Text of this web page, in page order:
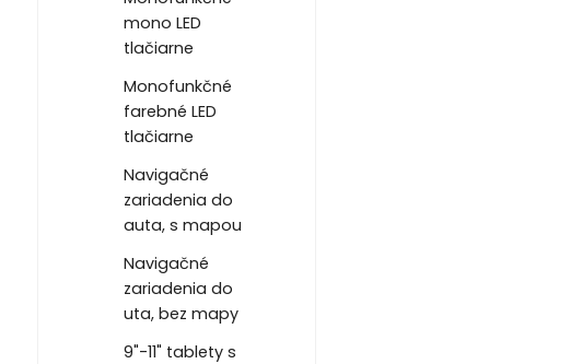
mono LED
tlačiarne
Monofunkčné
farebné LED
tlačiarne
Navigačné
zariadenia do
auta, s mapou
Navigačné
zariadenia do
uta, bez mapy
9"-11" tablety s